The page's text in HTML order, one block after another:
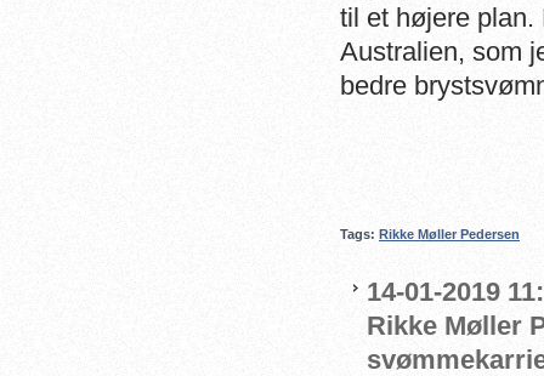
til et højere plan.
Australien, som
bedre
Tags: Rikke Møller Pedersen
14-01-2019
Rikke Møller